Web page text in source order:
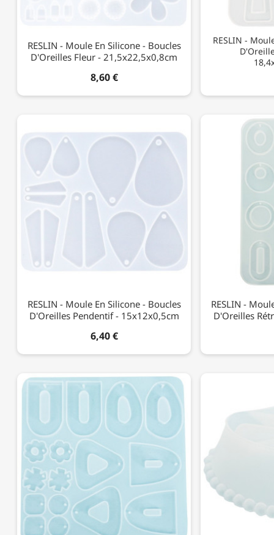
RESLIN - Moule En Silicone - Boucles
D'Oreilles Fleur - 21,5x22,5x0,8cm
8,60 €
RESLIN -
RESLIN - Moule En Silicone - Boucles
D'Oreilles Pendentif - 15x12x0,5cm
6,40 €
RESLIN -
D'Oreilles